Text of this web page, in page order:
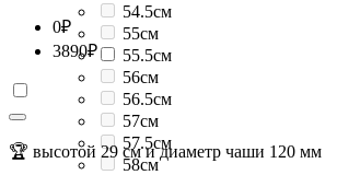
54.5см
55см
55.5см
56см
56.5см
57см
57.5см
58см
0₽
3890₽
🏆 высотой 29 см и диаметр чаши 120 мм